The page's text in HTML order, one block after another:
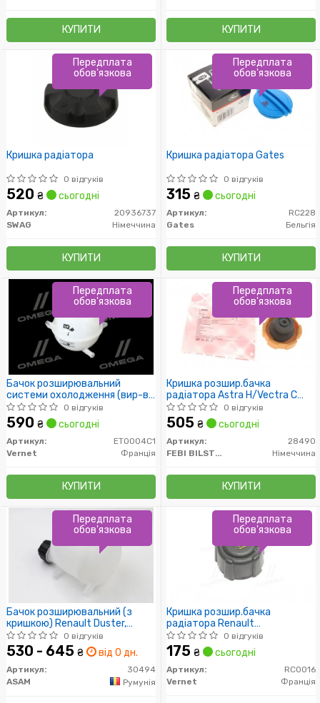
КУПИТИ КУПИТИ
Кришка радіатора
0 відгуків
520 ₴ сьогодні
Артикул:
20936737
SWAG
Німеччина
КУПИТИ
Передплата
обов'язкова
Кришка радіатора Gates
0 відгуків
315 ₴ сьогодні
Артикул:
RC228
Gates
Бельгія
КУПИТИ
Передплата
обов'язкова
Бачок розширювальний
системи охолодження (вир-во
Vernet)
0 відгуків
590 ₴ сьогодні
Артикул:
ET0004C1
Vernet
Франція
КУПИТИ
Передплата
обов'язкова
Кришка розшир.бачка
радіатора Astra H/Vectra C
02-12
0 відгуків
505 ₴ сьогодні
Артикул:
28490
FEBI BILSTEIN
Німеччина
КУПИТИ
Передплата
обов'язкова
Бачок розширювальний (з
кришкою) Renault Duster,
Logan, Sandero, Clio, Kangoo
(30494) Asam
0 відгуків
530 - 645 ₴ від 0 дн.
Артикул:
30494
ASAM
Румунія
Передплата
обов'язкова
Кришка розшир.бачка
радіатора Renault
Clio/Kangoo/Laguna/Master/
1.2-3.5 86-
0 відгуків
175 ₴ сьогодні
Артикул:
RC0016
Vernet
Франція
Передплата
обов'язкова